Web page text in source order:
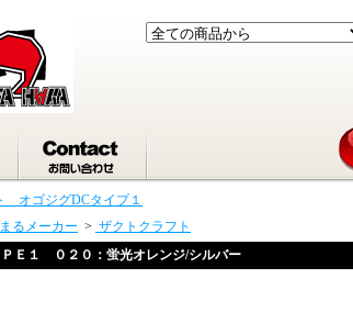
オゴジグDCタイプ１
るメーカー > ザクトクラフト
Ｅ１ ０２０：蛍光オレンジ/シルバー